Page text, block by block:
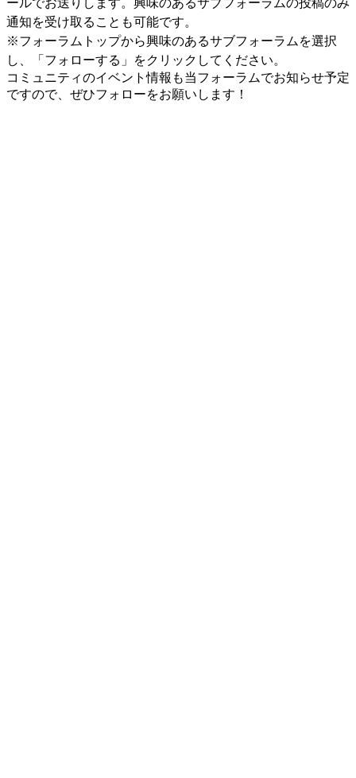
ールでお送りします。興味のあるサブフォーラムの投稿のみ
通知を受け取ることも可能です。
※フォーラムトップから興味のあるサブフォーラムを選択
し、「フォローする」をクリックしてください。
コミュニティのイベント情報も当フォーラムでお知らせ予定
ですので、ぜひフォローをお願いします！